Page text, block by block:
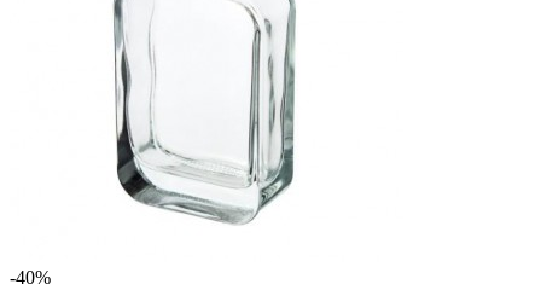
-40%